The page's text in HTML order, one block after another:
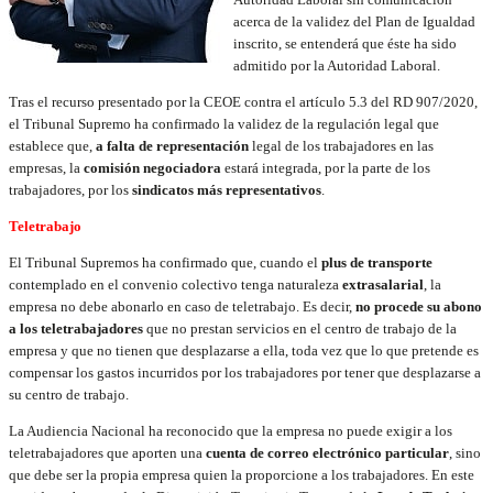
acerca de la validez del Plan de Igualdad
inscrito, se entenderá que éste ha sido
admitido por la Autoridad Laboral.
Tras el recurso presentado por la CEOE contra el artículo 5.3 del RD 907/2020,
el Tribunal Supremo ha confirmado la validez de la regulación legal que
establece que, a falta de representación legal de los trabajadores en las
empresas, la comisión negociadora estará integrada, por la parte de los
trabajadores, por los sindicatos más representativos.
Teletrabajo
El Tribunal Supremos ha confirmado que, cuando el plus de transporte
contemplado en el convenio colectivo tenga naturaleza extrasalarial, la
empresa no debe abonarlo en caso de teletrabajo. Es decir, no procede su abono
a los teletrabajadores que no prestan servicios en el centro de trabajo de la
empresa y que no tienen que desplazarse a ella, toda vez que lo que pretende es
compensar los gastos incurridos por los trabajadores por tener que desplazarse a
su centro de trabajo.
La Audiencia Nacional ha reconocido que la empresa no puede exigir a los
teletrabajadores que aporten una cuenta de correo electrónico particular , sino
que debe ser la propia empresa quien la proporcione a los trabajadores. En este